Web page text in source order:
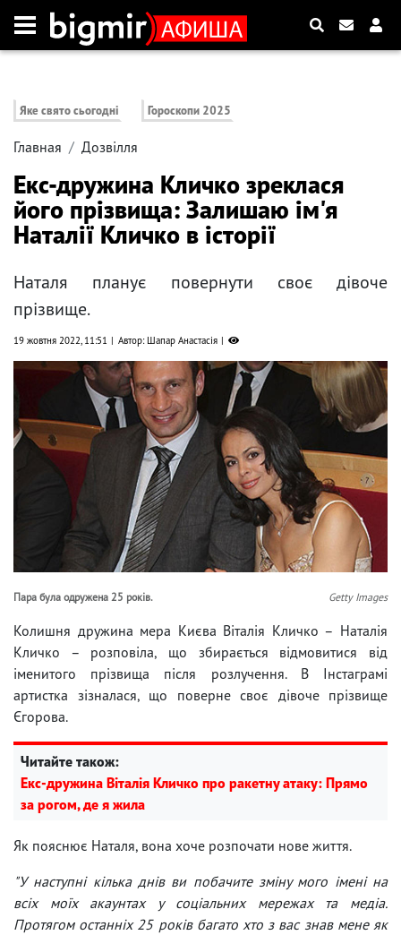
Яке свято сьогодні Гороскопи 2025
Главная Дозвілля
Екс-дружина Кличко зреклася
його прізвища: Залишаю ім'я
Наталії Кличко в історії
Наталя планує повернути своє дівоче
прізвище.
19 жовтня 2022, 11:51 Автор: Шапар Анастасія
Пара була одружена 25 років. Getty Images
Колишня дружина мера Києва Віталія Кличко – Наталія
Кличко – розповіла, що збирається відмовитися від
іменитого прізвища після розлучення. В Інстаграмі
артистка зізналася, що поверне своє дівоче прізвище
Єгорова.
Читайте також:
Екс-дружина Віталія Кличко про ракетну атаку: Прямо
за рогом, де я жила
Як пояснює Наталя, вона хоче розпочати нове життя.
"У наступні кілька днів ви побачите зміну мого імені на
всіх моїх акаунтах у соціальних мережах та медіа.
Протягом останніх 25 років багато хто з вас знав мене як